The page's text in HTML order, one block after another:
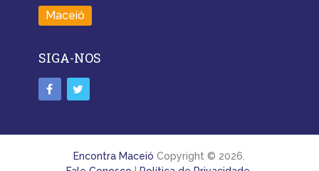
Maceió
SIGA-NOS
Encontra Maceió Copyright © 2026.